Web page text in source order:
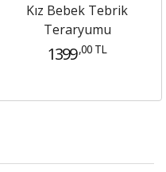
Kız Bebek Tebrik
Teraryumu
1399 ,00 TL